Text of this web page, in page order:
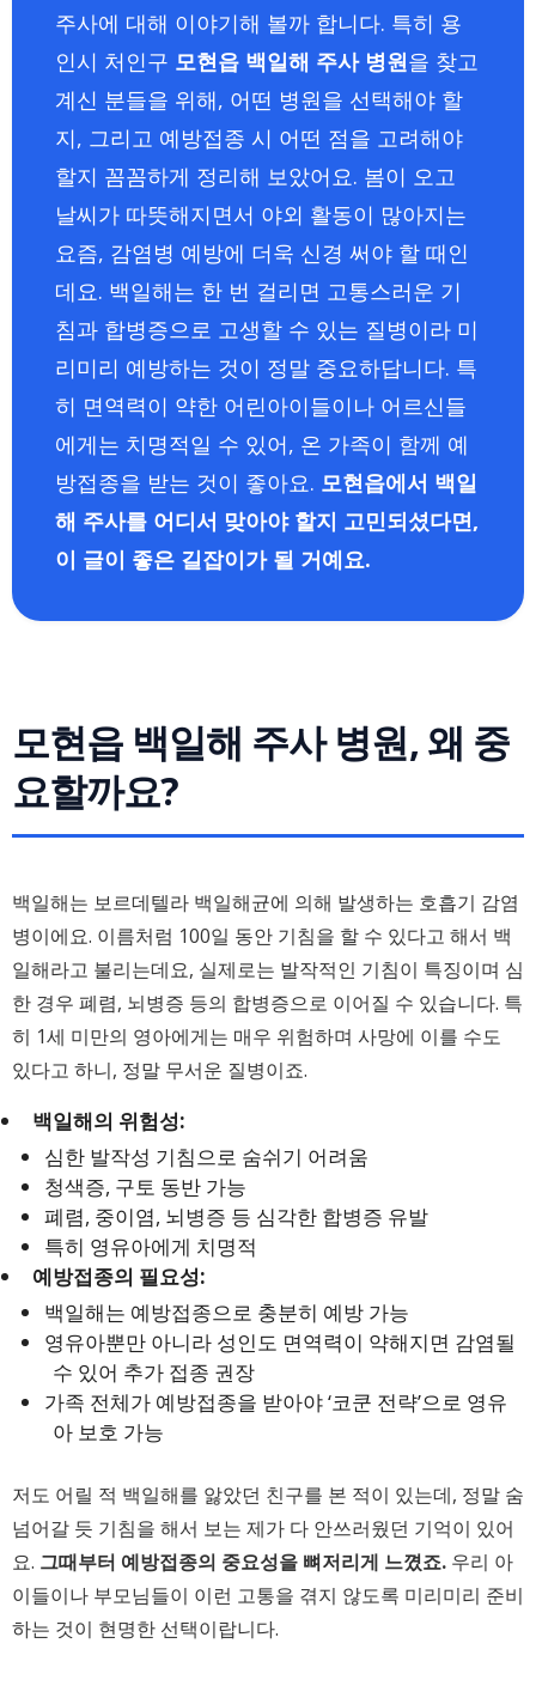
주사에 대해 이야기해 볼까 합니다. 특히 용
인시 처인구 모현읍 백일해 주사 병원을 찾고
계신 분들을 위해, 어떤 병원을 선택해야 할
지, 그리고 예방접종 시 어떤 점을 고려해야
할지 꼼꼼하게 정리해 보았어요. 봄이 오고
날씨가 따뜻해지면서 야외 활동이 많아지는
요즘, 감염병 예방에 더욱 신경 써야 할 때인
데요. 백일해는 한 번 걸리면 고통스러운 기
침과 합병증으로 고생할 수 있는 질병이라 미
리미리 예방하는 것이 정말 중요하답니다. 특
히 면역력이 약한 어린아이들이나 어르신들
에게는 치명적일 수 있어, 온 가족이 함께 예
방접종을 받는 것이 좋아요. 모현읍에서 백일
해 주사를 어디서 맞아야 할지 고민되셨다면,
이 글이 좋은 길잡이가 될 거예요.
모현읍 백일해 주사 병원, 왜 중
요할까요?
백일해는 보르데텔라 백일해균에 의해 발생하는 호흡기 감염
병이에요. 이름처럼 100일 동안 기침을 할 수 있다고 해서 백
일해라고 불리는데요, 실제로는 발작적인 기침이 특징이며 심
한 경우 폐렴, 뇌병증 등의 합병증으로 이어질 수 있습니다. 특
히 1세 미만의 영아에게는 매우 위험하며 사망에 이를 수도
있다고 하니, 정말 무서운 질병이죠.
백일해의 위험성:
심한 발작성 기침으로 숨쉬기 어려움
청색증, 구토 동반 가능
폐렴, 중이염, 뇌병증 등 심각한 합병증 유발
특히 영유아에게 치명적
예방접종의 필요성:
백일해는 예방접종으로 충분히 예방 가능
영유아뿐만 아니라 성인도 면역력이 약해지면 감염될
수 있어 추가 접종 권장
가족 전체가 예방접종을 받아야 ‘코쿤 전략’으로 영유
아 보호 가능
저도 어릴 적 백일해를 앓았던 친구를 본 적이 있는데, 정말 숨
넘어갈 듯 기침을 해서 보는 제가 다 안쓰러웠던 기억이 있어
요. 그때부터 예방접종의 중요성을 뼈저리게 느꼈죠. 우리 아
이들이나 부모님들이 이런 고통을 겪지 않도록 미리미리 준비
하는 것이 현명한 선택이랍니다.